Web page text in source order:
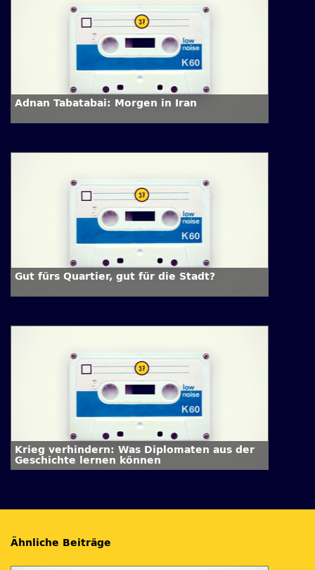
Adnan Tabatabai: Morgen in Iran
Gut fürs Quartier, gut für die Stadt?
Krieg verhindern: Was Diplomaten aus der
Geschichte lernen können
Ähnliche Beiträge